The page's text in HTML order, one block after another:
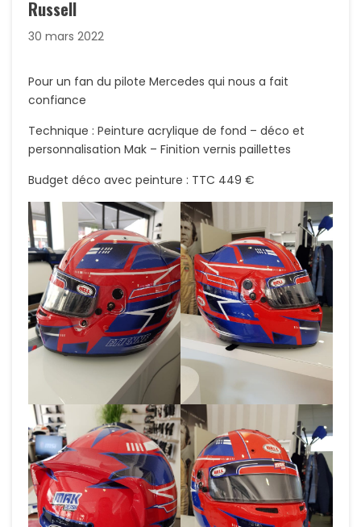
Russell
30 mars 2022
Pour un fan du pilote Mercedes qui nous a fait
confiance
Technique : Peinture acrylique de fond – déco et
personnalisation Mak – Finition vernis paillettes
Budget déco avec peinture : TTC 449 €